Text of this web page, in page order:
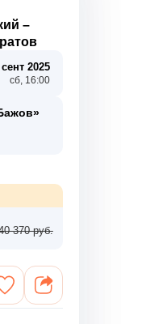
–
2025
сб, 16:00
370 руб.